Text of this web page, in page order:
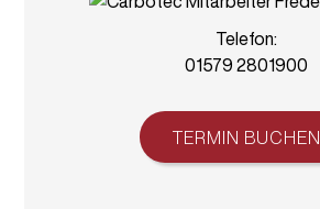
Telefon:
01579 2801900
TERMIN BUCHEN